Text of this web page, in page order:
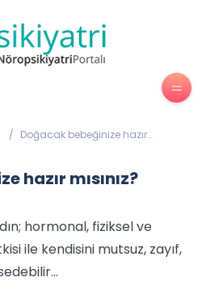
/ Doğacak bebeğinize hazır
hazır mısınız?
hormonal, fiziksel ve
ile kendisini mutsuz, zayıf,